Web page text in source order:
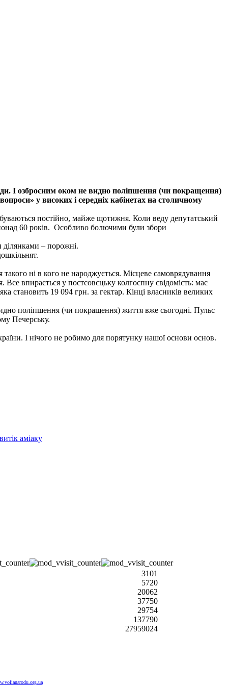
І озброєним оком не видно поліпшення (чи покращення)
у високих і середніх кабінетах на столичному
постійно, майже щотижня. Коли веду депутатський
60 років. Особливо болючими були збори
– порожні.
ні в кого не народжується. Місцеве самоврядування
впирається у постсовєцьку колгоспну свідомість: має
становить 19 094 грн. за гектар. Кінці власників великих
поліпшення (чи покращення) життя вже сьогодні. Пульс
Печерську.
І нічого не робимо для порятунку нашої основи основ.
аміаку
3101
5720
20062
37750
29754
137790
27959024